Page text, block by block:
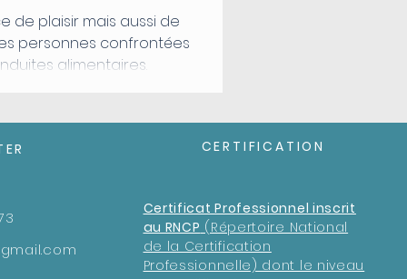
de plaisir mais aussi de
personnes confrontées
alimentaires.
CERTIFICATION
Certificat Professionnel inscrit
au RNCP (Répertoire National
de la Certification
Professionnelle) dont le niveau